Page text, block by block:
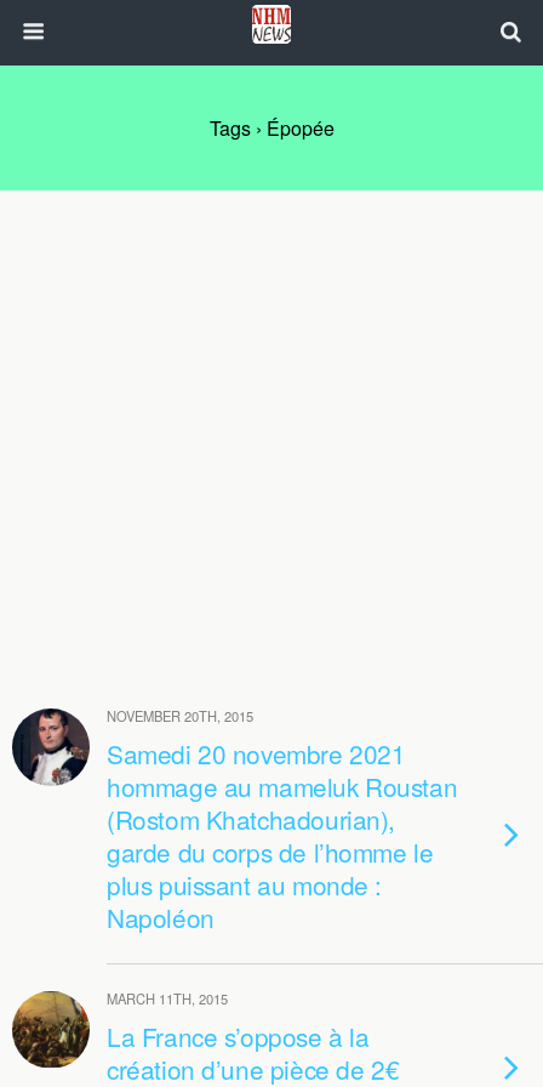
Tags › Épopée
NOVEMBER 20TH, 2015
Samedi 20 novembre 2021
hommage au mameluk Roustan
(Rostom Khatchadourian),
garde du corps de l’homme le
plus puissant au monde :
Napoléon
MARCH 11TH, 2015
La France s’oppose à la
création d’une pièce de 2€